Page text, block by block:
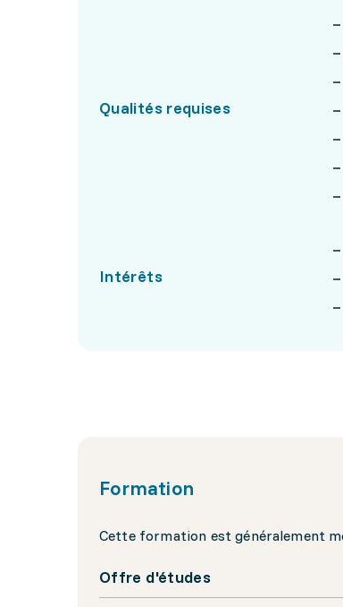
Qualités requises
Intérêts
Formation
Cette formation est généralement
Offre d'études